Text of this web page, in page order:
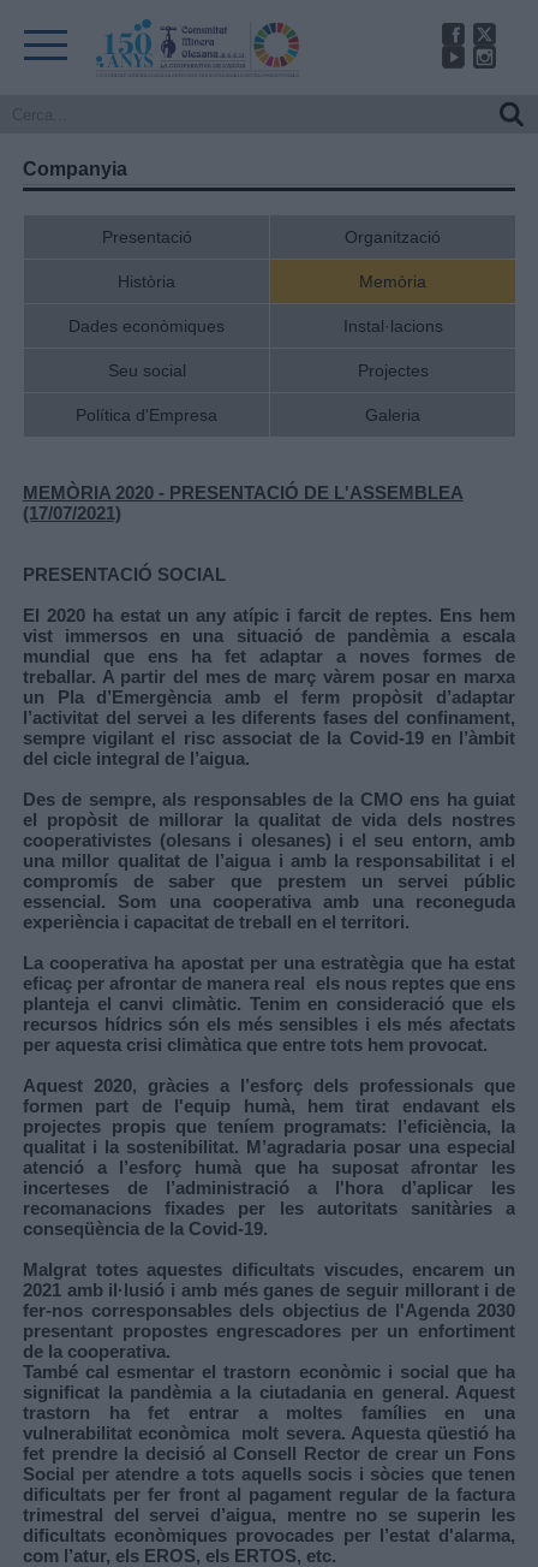
Companyia
Presentació Organització
Història Memòria
Dades econòmiques Instal·lacions
Seu social Projectes
Política d'Empresa Galeria
MEMÒRIA 2020 - ​​PRESENTACIÓ DE L'ASSEMBLEA
(17/07/2021)
PRESENTACIÓ SOCIAL
El 2020 ha estat un any atípic i farcit de reptes. Ens hem
vist immersos en una situació de pandèmia a escala
mundial que ens ha fet adaptar a noves formes de
treballar. A partir del mes de març vàrem posar en marxa
un Pla d’Emergència amb el ferm propòsit d’adaptar
l’activitat del servei a les diferents fases del confinament,
sempre vigilant el risc associat de la Covid-19 en l’àmbit
del cicle integral de l’aigua.
Des de sempre, als responsables de la CMO ens ha guiat
el propòsit de millorar la qualitat de vida dels nostres
cooperativistes (olesans i olesanes) i el seu entorn, amb
una millor qualitat de l’aigua i amb la responsabilitat i el
compromís de saber que prestem un servei públic
essencial. Som una cooperativa amb una reconeguda
experiència i capacitat de treball en el territori.
La cooperativa ha apostat per una estratègia que ha estat
eficaç per afrontar de manera real els nous reptes que ens
planteja el canvi climàtic. Tenim en consideració que els
recursos hídrics són els més sensibles i els més afectats
per aquesta crisi climàtica que entre tots hem provocat.
Aquest 2020, gràcies a l’esforç dels professionals que
formen part de l'equip humà, hem tirat endavant els
projectes propis que teníem programats: l’eficiència, la
qualitat i la sostenibilitat. M’agradaria posar una especial
atenció a l’esforç humà que ha suposat afrontar les
incerteses de l’administració a l'hora d’aplicar les
recomanacions fixades per les autoritats sanitàries a
conseqüència de la Covid-19.
Malgrat totes aquestes dificultats viscudes, encarem un
2021 amb il·lusió i amb més ganes de seguir millorant i de
fer-nos corresponsables dels objectius de l'Agenda 2030
presentant propostes engrescadores per un enfortiment
de la cooperativa.
També cal esmentar el trastorn econòmic i social que ha
significat la pandèmia a la ciutadania en general. Aquest
trastorn ha fet entrar a moltes famílies en una
vulnerabilitat econòmica molt severa. Aquesta qüestió ha
fet prendre la decisió al Consell Rector de crear un Fons
Social per atendre a tots aquells socis i sòcies que tenen
dificultats per fer front al pagament regular de la factura
trimestral del servei d’aigua, mentre no se superin les
dificultats econòmiques provocades per l’estat d'alarma,
com l’atur, els EROS, els ERTOS, etc.